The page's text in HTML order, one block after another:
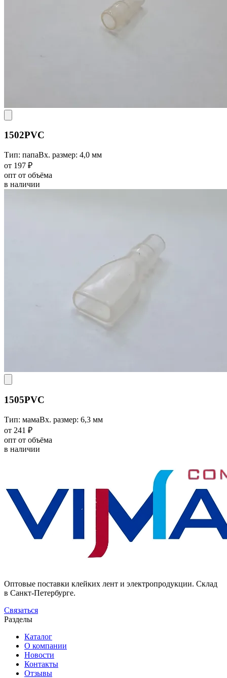
1502PVC
Тип: папаВх. размер: 4,0 мм
от 197 ₽
опт от объёма
в наличии
1505PVC
Тип: мамаВх. размер: 6,3 мм
от 241 ₽
опт от объёма
в наличии
Оптовые поставки клейких лент и электропродукции. Склад
в Санкт-Петербурге.
Связаться
Разделы
Каталог
О компании
Новости
Контакты
Отзывы